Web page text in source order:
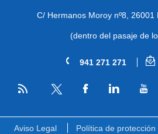
C/ Hermanos Moroy nº8, 26001
(dentro del pasaje de
941 271 271
RSS
Aviso Legal Política de